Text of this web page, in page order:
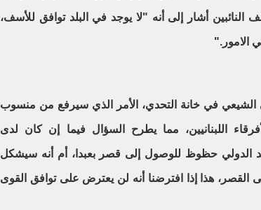
النائبين أشار إلى أنه "لا يوجد في البلد توافق للأسف،
الامور ".
الشيعي في خانة التحدي، الأمر الذي سيرفع من منسوب
اللبنانيين، مما يطرح السؤال فيما إن كان لدى
الدولي حظوظ للوصول إلى قصر بعبدا، أم أنه سيشكل
القصر، هذا إذا افترضنا أنه لن يعترض على توافق القوى